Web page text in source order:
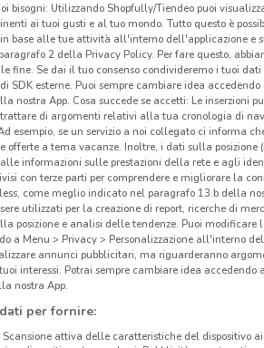
9.5 km
Al
bisogni: Utilizzando Shopfully/Tiendeo puoi
ai tuoi gusti e al tuo mondo. Tutto questo è
base alle tue attività all'interno dell'applicazione e
2 della Privacy Policy. Per fare questo,
fine. Se dai il tuo consenso condivideremo i tuoi dati
SDK esterne. Puoi sempre cambiare idea accedendo
nostra App. Cosa succede se accetti: Le inserzioni
di argomenti relativi alla tua cronologia di
esempio, se un servizio a noi collegato ci informa
a tema vacanze. Inoltre, i dati sulla posizione
informazioni sulle prestazioni della rete e agli
con terze parti per comprendere e migliorare la
come meglio indicato nel paragrafo 13.b della
utilizzati per la creazione di report, ricerche di
posizione e analisi delle tendenze. Puoi modificare
a Menu > Privacy > Personalizzazione all'interno
annunci pubblicitari, ma riguarderanno
interessi. Potrai sempre cambiare idea accedendo
nostra App.
per fornire:
attiva delle caratteristiche del dispositivo